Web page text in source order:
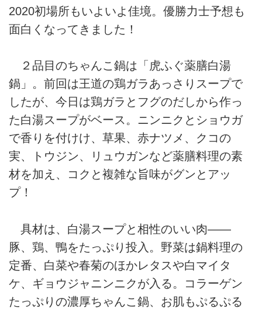
2020初場所もいよいよ佳境。優勝力士予想も
面白くなってきました！
２品目のちゃんこ鍋は「虎ふぐ薬膳白湯
鍋」。前回は王道の鶏ガラあっさりスープで
したが、今日は鶏ガラとフグのだしから作っ
た白湯スープがベース。ニンニクとショウガ
で香りを付けけ、草果、赤ナツメ、クコの
実、トウジン、リュウガンなど薬膳料理の素
材を加え、コクと複雑な旨味がグンとアッ
プ！
具材は、白湯スープと相性のいい肉――
豚、鶏、鴨をたっぷり投入。野菜は鍋料理の
定番、白菜や春菊のほかレタスや白マイタ
ケ、ギョウジャニンニクが入る。コラーゲン
たっぷりの濃厚ちゃんこ鍋、お肌もぷるぷる